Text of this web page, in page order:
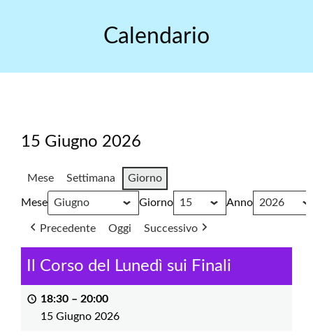
Calendario
15 Giugno 2026
Mese Settimana Giorno
Mese Giorno Anno
Precedente Oggi Successivo
Il Corso del Lunedì sui Finali
18:30 – 20:00
15 Giugno 2026